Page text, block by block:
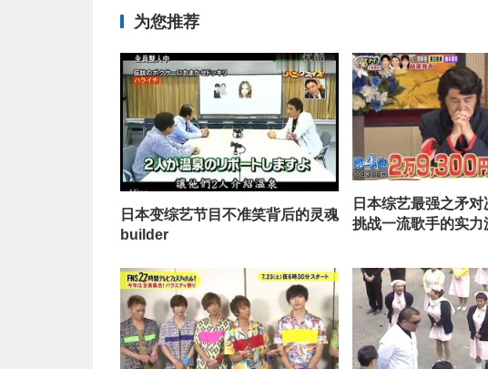
为您推荐
日本变综艺节目不准笑背后的灵魂
builder
日本综艺最强之矛对
挑战一流歌手的实力